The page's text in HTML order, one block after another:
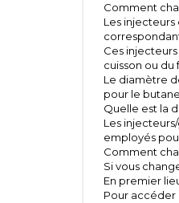
Comment
Les
Ces
cuisson ou du
Le diamètre
pour le
Quelle est la
Les
employés
Comment
Si vous
En premier
Pour accéder